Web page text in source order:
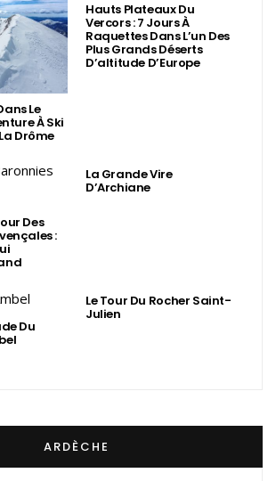
Le
À Ski
Drôme
Hauts Plateaux Du
Vercors : 7 Jours À
Raquettes Dans L’un Des
Plus Grands Déserts
D’altitude D’Europe
Des
:
La Grande Vire
D’Archiane
Du
Le Tour Du Rocher Saint-
Julien
ARDÈCHE